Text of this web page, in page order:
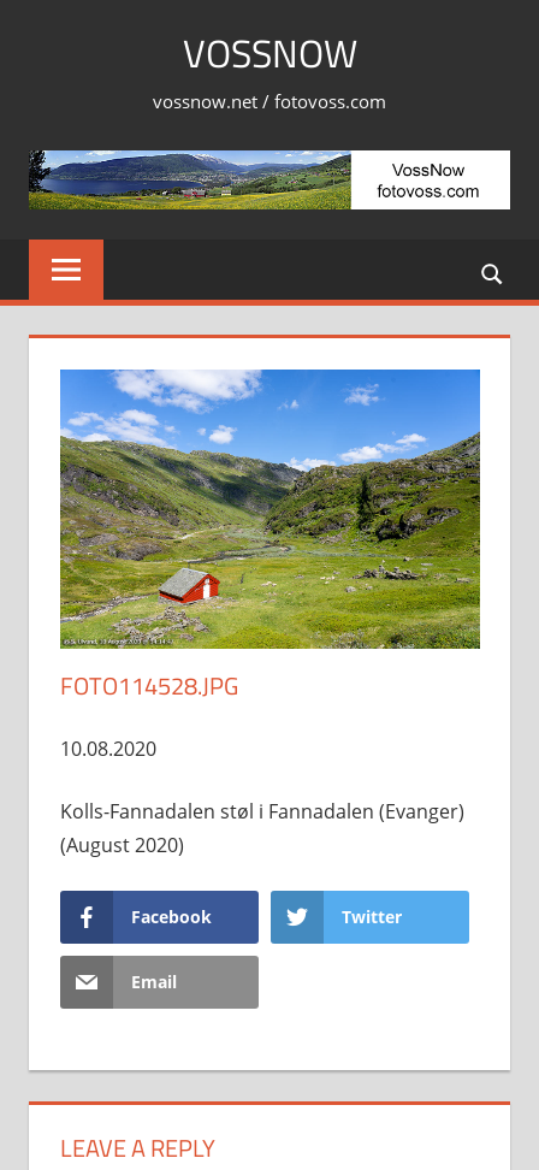
VOSSNOW
vossnow.net / fotovoss.com
FOTO114528.JPG
10.08.2020
Kolls-Fannadalen støl i Fannadalen (Evanger)
(August 2020)
Facebook Twitter
Email
LEAVE A REPLY